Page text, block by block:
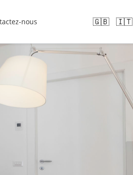
nous 🇬🇧 🇮🇹